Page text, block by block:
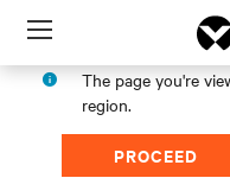
Menu
The page you're
region.
PROCEED